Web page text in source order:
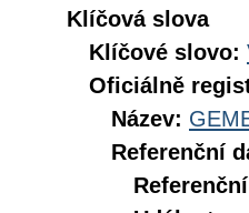
Klíčová slova
Klíčové slovo:
Oficiálně
Název:
Referenční